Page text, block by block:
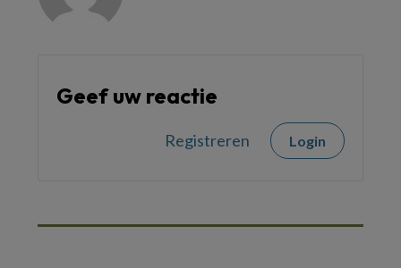
Geef uw reactie
Registreren Login